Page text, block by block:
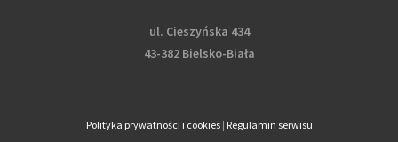
ul. Cieszyńska 434
43-382 Bielsko-Biała
Polityka prywatności i cookies| Regulamin serwisu